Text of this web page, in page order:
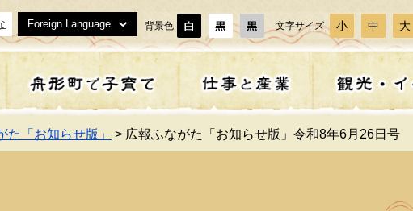
Foreign Language 背景色 文字サイズ 小 中 大
戸籍・住民票・証明書等
・障がい者支援 福祉
子どもとお母さんの健診
献活動 事業者の方へ
体験 泊まる
計画 補助金一覧
た「お知らせ版」 > 広報ふながた「お知らせ版」令和8年6月26日号